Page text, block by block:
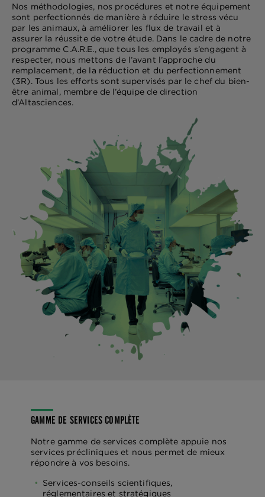
Nos méthodologies, nos procédures et notre équipement
sont perfectionnés de manière à réduire le stress vécu
par les animaux, à améliorer les flux de travail et à
assurer la réussite de votre étude. Dans le cadre de notre
programme C.A.R.E., que tous les employés s’engagent à
respecter, nous mettons de l’avant l’approche du
remplacement, de la réduction et du perfectionnement
(3R). Tous les efforts sont supervisés par le chef du bien-
être animal, membre de l’équipe de direction
d’Altasciences.
GAMME DE SERVICES COMPLÈTE
Notre gamme de services complète appuie nos
services précliniques et nous permet de mieux
répondre à vos besoins.
Services-conseils scientifiques,
réglementaires et stratégiques